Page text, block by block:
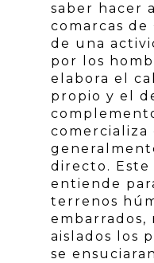
saber hacer
comarcas de
de una
por los
elabora el
propio y el
directo. Este
entiende
terrenos
embarrados,
aislados los
se